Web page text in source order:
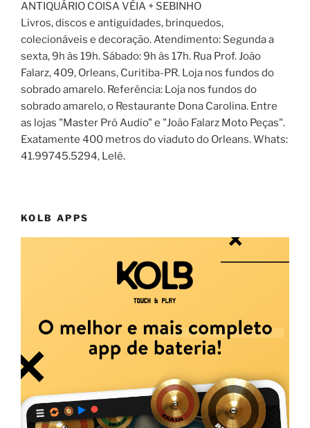
ANTIQUÁRIO COISA VÉIA + SEBINHO
Livros, discos e antiguidades, brinquedos,
colecionáveis e decoração. Atendimento: Segunda a
sexta, 9h às 19h. Sábado: 9h às 17h. Rua Prof. João
Falarz, 409, Orleans, Curitiba-PR. Loja nos fundos do
sobrado amarelo. Referência: Loja nos fundos do
sobrado amarelo, o Restaurante Dona Carolina. Entre
as lojas "Master Pró Audio" e "João Falarz Moto Peças".
Exatamente 400 metros do viaduto do Orleans. Whats:
41.99745.5294, Lelê.
KOLB APPS